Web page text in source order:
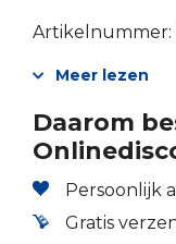
Artikelnummer:
Meer lezen
Daarom
Persoonlijk
Gratis